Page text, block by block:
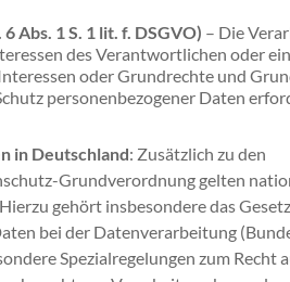
Abs. 1 S. 1 lit. f. DSGVO) – Die
des Verantwortlichen oder
oder Grundrechte und
personenbezogener Daten
in Deutschland: Zusätzlich zu den
Grundverordnung gelten
gehört insbesondere das
bei der Datenverarbeitung
Spezialregelungen zum Recht